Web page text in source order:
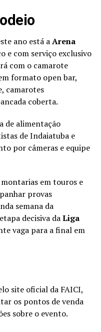
ano está aArena
e com serviço exclusivo
com o camarote
formato open bar,
camarotes
coberta.
de alimentação
de Indaiatuba e
por câmeras e equipe
em touros e
provas
semana da
decisiva daLiga
vaga para a final em
site oficial da FAICI,
os pontos de venda
sobre o evento.